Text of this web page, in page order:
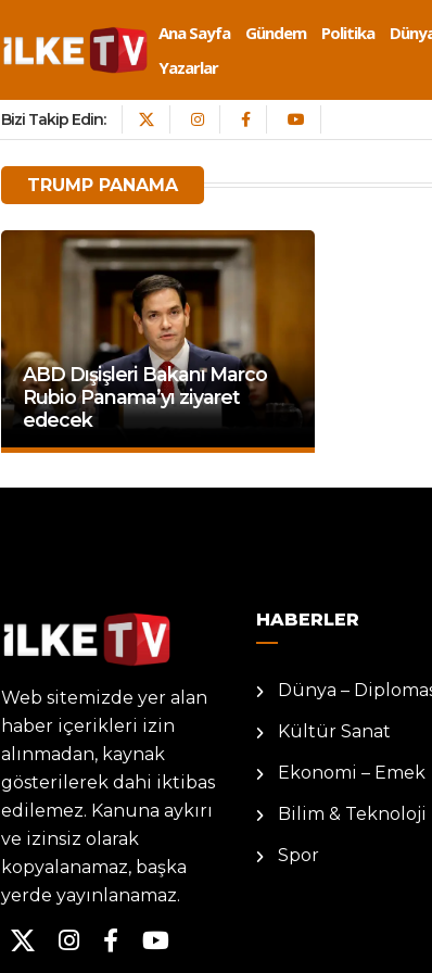
Ana Sayfa Gündem Politika
Yazarlar
Bizi Takip Edin:
TRUMP PANAMA
ABD Dışişleri Bakanı Marco
Rubio Panama’yı ziyaret
edecek
Web sitemizde yer alan
haber içerikleri izin
alınmadan, kaynak
gösterilerek dahi iktibas
edilemez. Kanuna aykırı
ve izinsiz olarak
kopyalanamaz, başka
yerde yayınlanamaz.
HABERLER
Dünya –
Kültür Sanat
Ekonomi – Emek
Bilim & Teknoloji
Spor